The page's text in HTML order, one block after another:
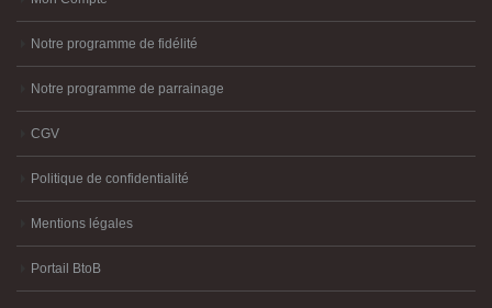
Notre programme de fidélité
Notre programme de parrainage
CGV
Politique de confidentialité
Mentions légales
Portail BtoB